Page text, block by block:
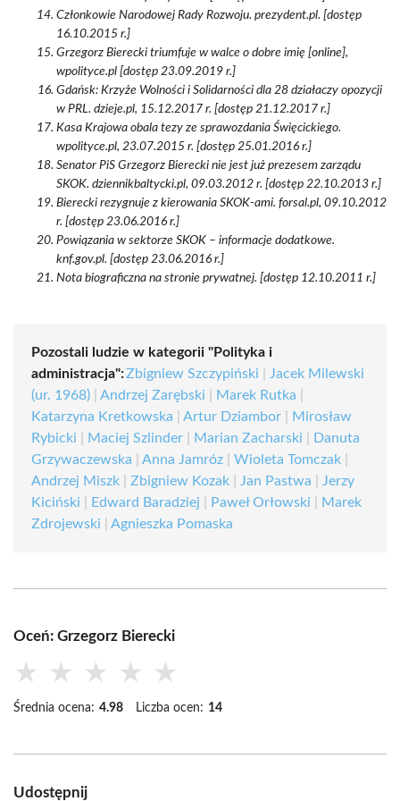
Członkowie Narodowej Rady Rozwoju. prezydent.pl. [dostęp
16.10.2015 r.]
Grzegorz Bierecki triumfuje w walce o dobre imię [online],
wpolityce.pl [dostęp 23.09.2019 r.]
Gdańsk: Krzyże Wolności i Solidarności dla 28 działaczy opozycji
w PRL. dzieje.pl, 15.12.2017 r. [dostęp 21.12.2017 r.]
Kasa Krajowa obala tezy ze sprawozdania Święcickiego.
wpolityce.pl, 23.07.2015 r. [dostęp 25.01.2016 r.]
Senator PiS Grzegorz Bierecki nie jest już prezesem zarządu
SKOK. dziennikbaltycki.pl, 09.03.2012 r. [dostęp 22.10.2013 r.]
Bierecki rezygnuje z kierowania SKOK-ami. forsal.pl, 09.10.2012
r. [dostęp 23.06.2016 r.]
Powiązania w sektorze SKOK – informacje dodatkowe.
knf.gov.pl. [dostęp 23.06.2016 r.]
Nota biograficzna na stronie prywatnej. [dostęp 12.10.2011 r.]
Pozostali ludzie w kategorii "Polityka i
administracja":Zbigniew Szczypiński
Jacek Milewski
(ur. 1968)
Andrzej Zarębski Marek Rutka
Katarzyna Kretkowska
Artur Dziambor
Mirosław
Rybicki
Maciej Szlinder Marian Zacharski
Danuta
Grzywaczewska
Anna Jamróz Wioleta Tomczak
Andrzej Miszk
Zbigniew Kozak Jan Pastwa
Jerzy
Kiciński
Edward Baradziej Paweł Orłowski
Marek
Zdrojewski
Agnieszka Pomaska
Oceń: Grzegorz Bierecki
★ ★ ★ ★ ★
Średnia ocena: 4.98 Liczba ocen: 14
Udostępnij